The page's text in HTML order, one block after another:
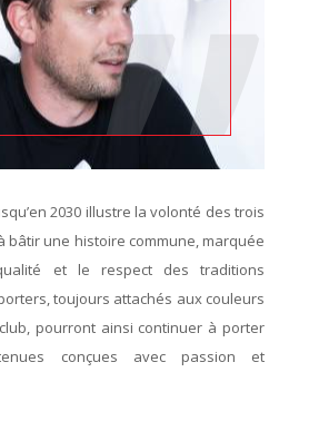
2030 illustre la volonté des trois
bâtir une histoire commune, marquée
et le respect des traditions
toujours attachés aux couleurs
pourront ainsi continuer à porter
conçues avec passion et